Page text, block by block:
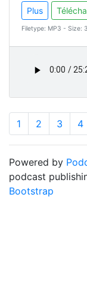
Plus
Filetype: MP3 - Size:
1 2 3 4
Powered by
podcast
Bootstrap